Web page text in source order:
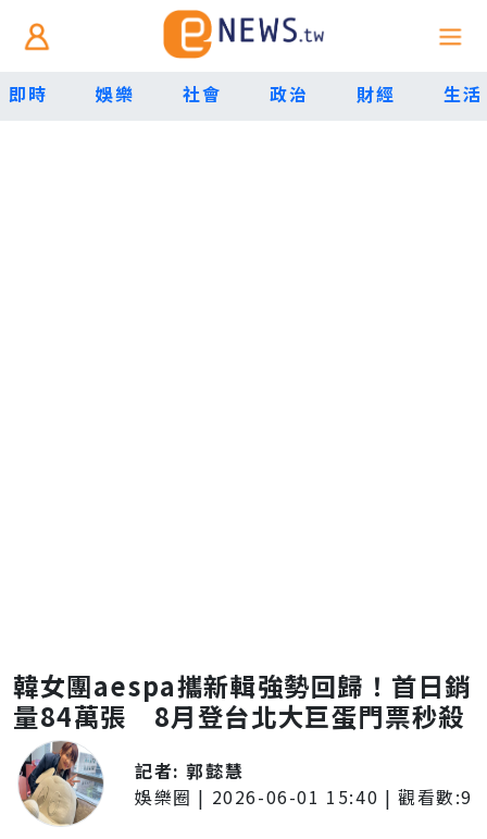
即時 娛樂 社會 政治 財經 生活
韓女團aespa攜新輯強勢回歸！首日銷
量84萬張 8月登台北大巨蛋門票秒殺
記者:郭懿慧
娛樂圈 | 2026-06-01 15:40 | 觀看數:9